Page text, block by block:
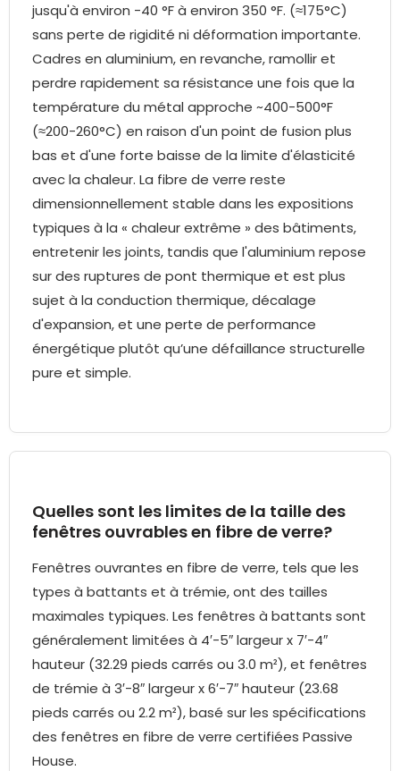
jusqu'à environ -40 °F à environ 350 °F. (≈175°C)
sans perte de rigidité ni déformation importante.
Cadres en aluminium, en revanche, ramollir et
perdre rapidement sa résistance une fois que la
température du métal approche ~400-500°F
(≈200-260°C) en raison d'un point de fusion plus
bas et d'une forte baisse de la limite d'élasticité
avec la chaleur. La fibre de verre reste
dimensionnellement stable dans les expositions
typiques à la « chaleur extrême » des bâtiments,
entretenir les joints, tandis que l'aluminium repose
sur des ruptures de pont thermique et est plus
sujet à la conduction thermique, décalage
d'expansion, et une perte de performance
énergétique plutôt qu’une défaillance structurelle
pure et simple.
Quelles sont les limites de la taille des
fenêtres ouvrables en fibre de verre?
Fenêtres ouvrantes en fibre de verre, tels que les
types à battants et à trémie, ont des tailles
maximales typiques. Les fenêtres à battants sont
généralement limitées à 4′-5″ largeur x 7′-4″
hauteur (32.29 pieds carrés ou 3.0 m²), et fenêtres
de trémie à 3′-8″ largeur x 6′-7″ hauteur (23.68
pieds carrés ou 2.2 m²), basé sur les spécifications
des fenêtres en fibre de verre certifiées Passive
House.